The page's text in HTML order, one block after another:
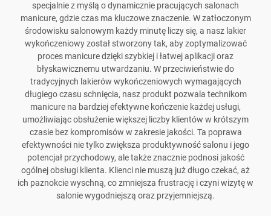
specjalnie z myślą o dynamicznie pracujących salonach
manicure, gdzie czas ma kluczowe znaczenie. W zatłoczonym
środowisku salonowym każdy minutę liczy się, a nasz lakier
wykończeniowy został stworzony tak, aby zoptymalizować
proces manicure dzięki szybkiej i łatwej aplikacji oraz
błyskawicznemu utwardzaniu. W przeciwieństwie do
tradycyjnych lakierów wykończeniowych wymagających
długiego czasu schnięcia, nasz produkt pozwala technikom
manicure na bardziej efektywne kończenie każdej usługi,
umożliwiając obsłużenie większej liczby klientów w krótszym
czasie bez kompromisów w zakresie jakości. Ta poprawa
efektywności nie tylko zwiększa produktywność salonu i jego
potencjał przychodowy, ale także znacznie podnosi jakość
ogólnej obsługi klienta. Klienci nie muszą już długo czekać, aż
ich paznokcie wyschną, co zmniejsza frustrację i czyni wizytę w
salonie wygodniejszą oraz przyjemniejszą.